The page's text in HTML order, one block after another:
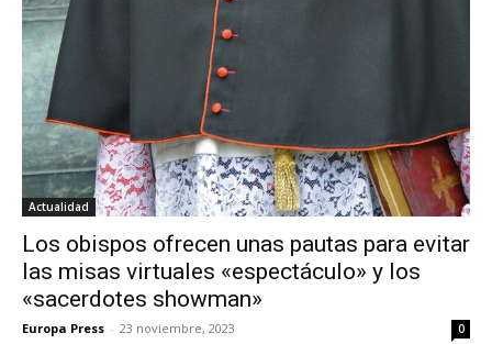
Actualidad
Los obispos ofrecen unas pautas para evitar
las misas virtuales «espectáculo» y los
«sacerdotes showman»
Europa Press - 23 noviembre, 2023 0